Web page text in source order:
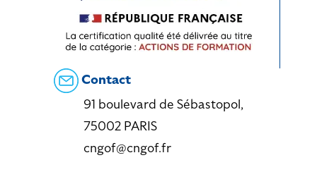
Contact
91 boulevard de Sébastopol,
75002 PARIS
cngof@cngof.fr